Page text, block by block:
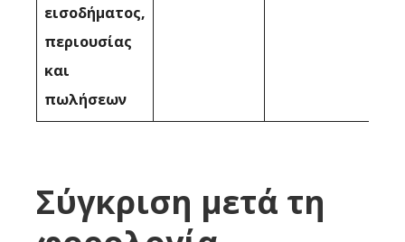
εισοδήματος,
περιουσίας
και
πωλήσεων
Σύγκριση μετά τη